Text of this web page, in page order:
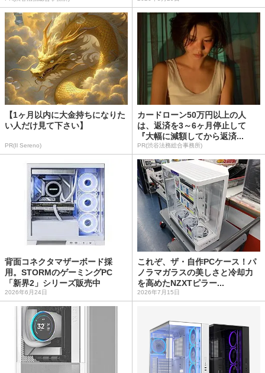
【1ヶ月以内に大金持ちになりた
い人だけ見て下さい】
PR(Il Sereno)
カードローン50万円以上の人
は、返済を3～6ヶ月停止して
『大幅に減額してから返済...
PR(渋谷法務総合事務所)
背面コネクタマザーボード採
用。STORMのゲーミングPC
「新界2」シリーズ販売中
2026年6月24日
これぞ、ザ・自作PCケース！パ
ノラマガラスの美しさと冷却力
を高めたNZXTピラー...
2026年7月15日